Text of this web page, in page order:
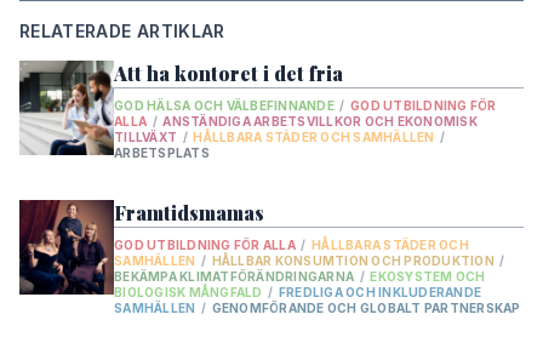
RELATERADE ARTIKLAR
Att ha kontoret i det fria
GOD HÄLSA OCH VÄLBEFINNANDE / GOD UTBILDNING FÖR
ALLA / ANSTÄNDIGA ARBETSVILLKOR OCH EKONOMISK
TILLVÄXT / HÅLLBARA STÄDER OCH SAMHÄLLEN /
ARBETSPLATS
Framtidsmamas
GOD UTBILDNING FÖR ALLA / HÅLLBARA STÄDER OCH
SAMHÄLLEN / HÅLLBAR KONSUMTION OCH PRODUKTION /
BEKÄMPA KLIMATFÖRÄNDRINGARNA / EKOSYSTEM OCH
BIOLOGISK MÅNGFALD / FREDLIGA OCH INKLUDERANDE
SAMHÄLLEN / GENOMFÖRANDE OCH GLOBALT PARTNERSKAP